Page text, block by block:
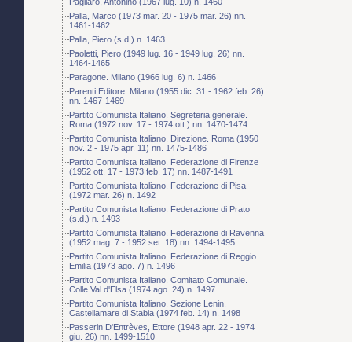
Palla, Marco (1973 mar. 20 - 1975 mar. 26) nn.
1461-1462
Palla, Piero (s.d.) n. 1463
Paoletti, Piero (1949 lug. 16 - 1949 lug. 26) nn.
1464-1465
Paragone. Milano (1966 lug. 6) n. 1466
Parenti Editore. Milano (1955 dic. 31 - 1962 feb. 26)
nn. 1467-1469
Partito Comunista Italiano. Segreteria generale.
Roma (1972 nov. 17 - 1974 ott.) nn. 1470-1474
Partito Comunista Italiano. Direzione. Roma (1950
nov. 2 - 1975 apr. 11) nn. 1475-1486
Partito Comunista Italiano. Federazione di Firenze
(1952 ott. 17 - 1973 feb. 17) nn. 1487-1491
Partito Comunista Italiano. Federazione di Pisa
(1972 mar. 26) n. 1492
Partito Comunista Italiano. Federazione di Prato
(s.d.) n. 1493
Partito Comunista Italiano. Federazione di Ravenna
(1952 mag. 7 - 1952 set. 18) nn. 1494-1495
Partito Comunista Italiano. Federazione di Reggio
Emilia (1973 ago. 7) n. 1496
Partito Comunista Italiano. Comitato Comunale.
Colle Val d'Elsa (1974 ago. 24) n. 1497
Partito Comunista Italiano. Sezione Lenin.
Castellamare di Stabia (1974 feb. 14) n. 1498
Passerin D'Entrèves, Ettore (1948 apr. 22 - 1974
giu. 26) nn. 1499-1510